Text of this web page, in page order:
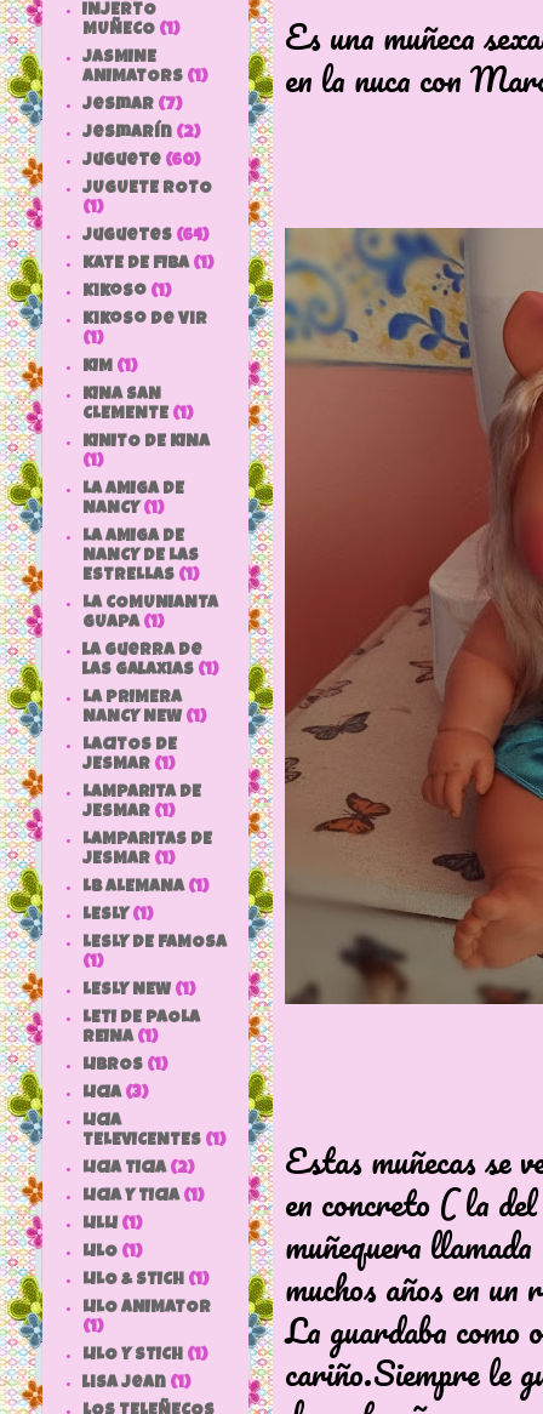
Es una muñeca
en la nuca con
Estas muñecas se
en concreto ( la
muñequera
muchos años en
La guardaba como
cariño.Siempre le
INJERTO
MUÑECO (1)
JASMINE
ANIMATORS (1)
jesmar (7)
jesmarín (2)
juguete (60)
JUGUETE ROTO
(1)
Juguetes (64)
KATE DE FIBA (1)
Kikoso (1)
Kikoso de Vir
(1)
KIM (1)
KINA SAN
CLEMENTE (1)
KINITO DE KINA
(1)
LA AMIGA DE
NANCY (1)
LA AMIGA DE
NANCY DE LAS
ESTRELLAS (1)
LA COMUNIANTA
GUAPA (1)
la guerra de
las galaxias (1)
LA PRIMERA
NANCY NEW (1)
LACITOS DE
JESMAR (1)
LAMPARITA DE
JESMAR (1)
LAMPARITAS DE
JESMAR (1)
LB ALEMANA (1)
LESLY (1)
LESLY DE FAMOSA
(1)
LESLY NEW (1)
LETI DE PAOLA
REINA (1)
LIBROS (1)
LICIA (3)
LICIA
TELEVICENTES (1)
LICIA TICIA (2)
LICIA Y TICIA (1)
LILLI (1)
LILO (1)
LILO & STICH (1)
LILO ANIMATOR
(1)
LILO Y STICH (1)
lisa jean (1)